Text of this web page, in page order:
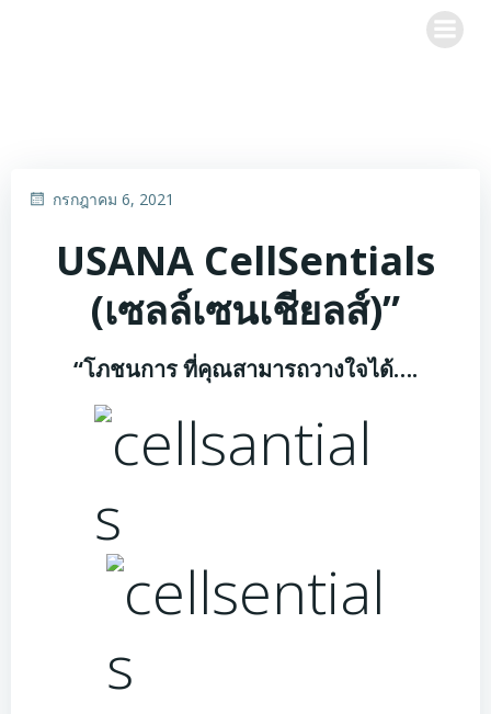
กรกฎาคม 6, 2021
USANA CellSentials
(เซลล์เซนเชียลส์)”
“โภชนการ ที่คุณสามารถวางใจได้….